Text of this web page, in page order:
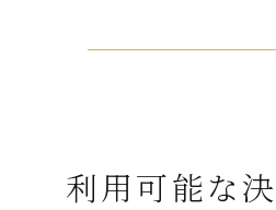
利用可能な